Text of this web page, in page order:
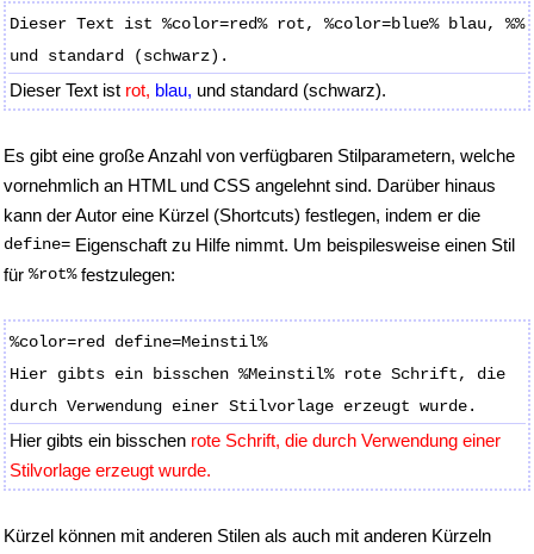
Dieser Text ist %color=red% rot, %color=blue% blau, %%
und standard (schwarz).
Dieser Text ist rot, blau, und standard (schwarz).
Es gibt eine große Anzahl von verfügbaren Stilparametern, welche
vornehmlich an HTML und CSS angelehnt sind. Darüber hinaus
kann der Autor eine Kürzel (Shortcuts) festlegen, indem er die
define= Eigenschaft zu Hilfe nimmt. Um beispilesweise einen Stil
für %rot%festzulegen:
%color=red define=Meinstil%
Hier gibts ein bisschen %Meinstil% rote Schrift, die
durch Verwendung einer Stilvorlage erzeugt wurde.
Hier gibts ein bisschen rote Schrift, die durch Verwendung einer
Stilvorlage erzeugt wurde.
Kürzel können mit anderen Stilen als auch mit anderen Kürzeln